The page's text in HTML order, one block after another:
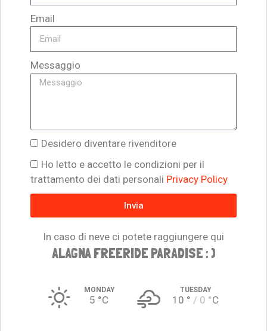
Email
Messaggio
Desidero diventare rivenditore
Ho letto e accetto le condizioni per il
trattamento dei dati personali Privacy Policy
Invia
In caso di neve ci potete raggiungere qui
ALAGNA FREERIDE PARADISE : )
MONDAY
5 °C
TUESDAY
10 ° 0 °C